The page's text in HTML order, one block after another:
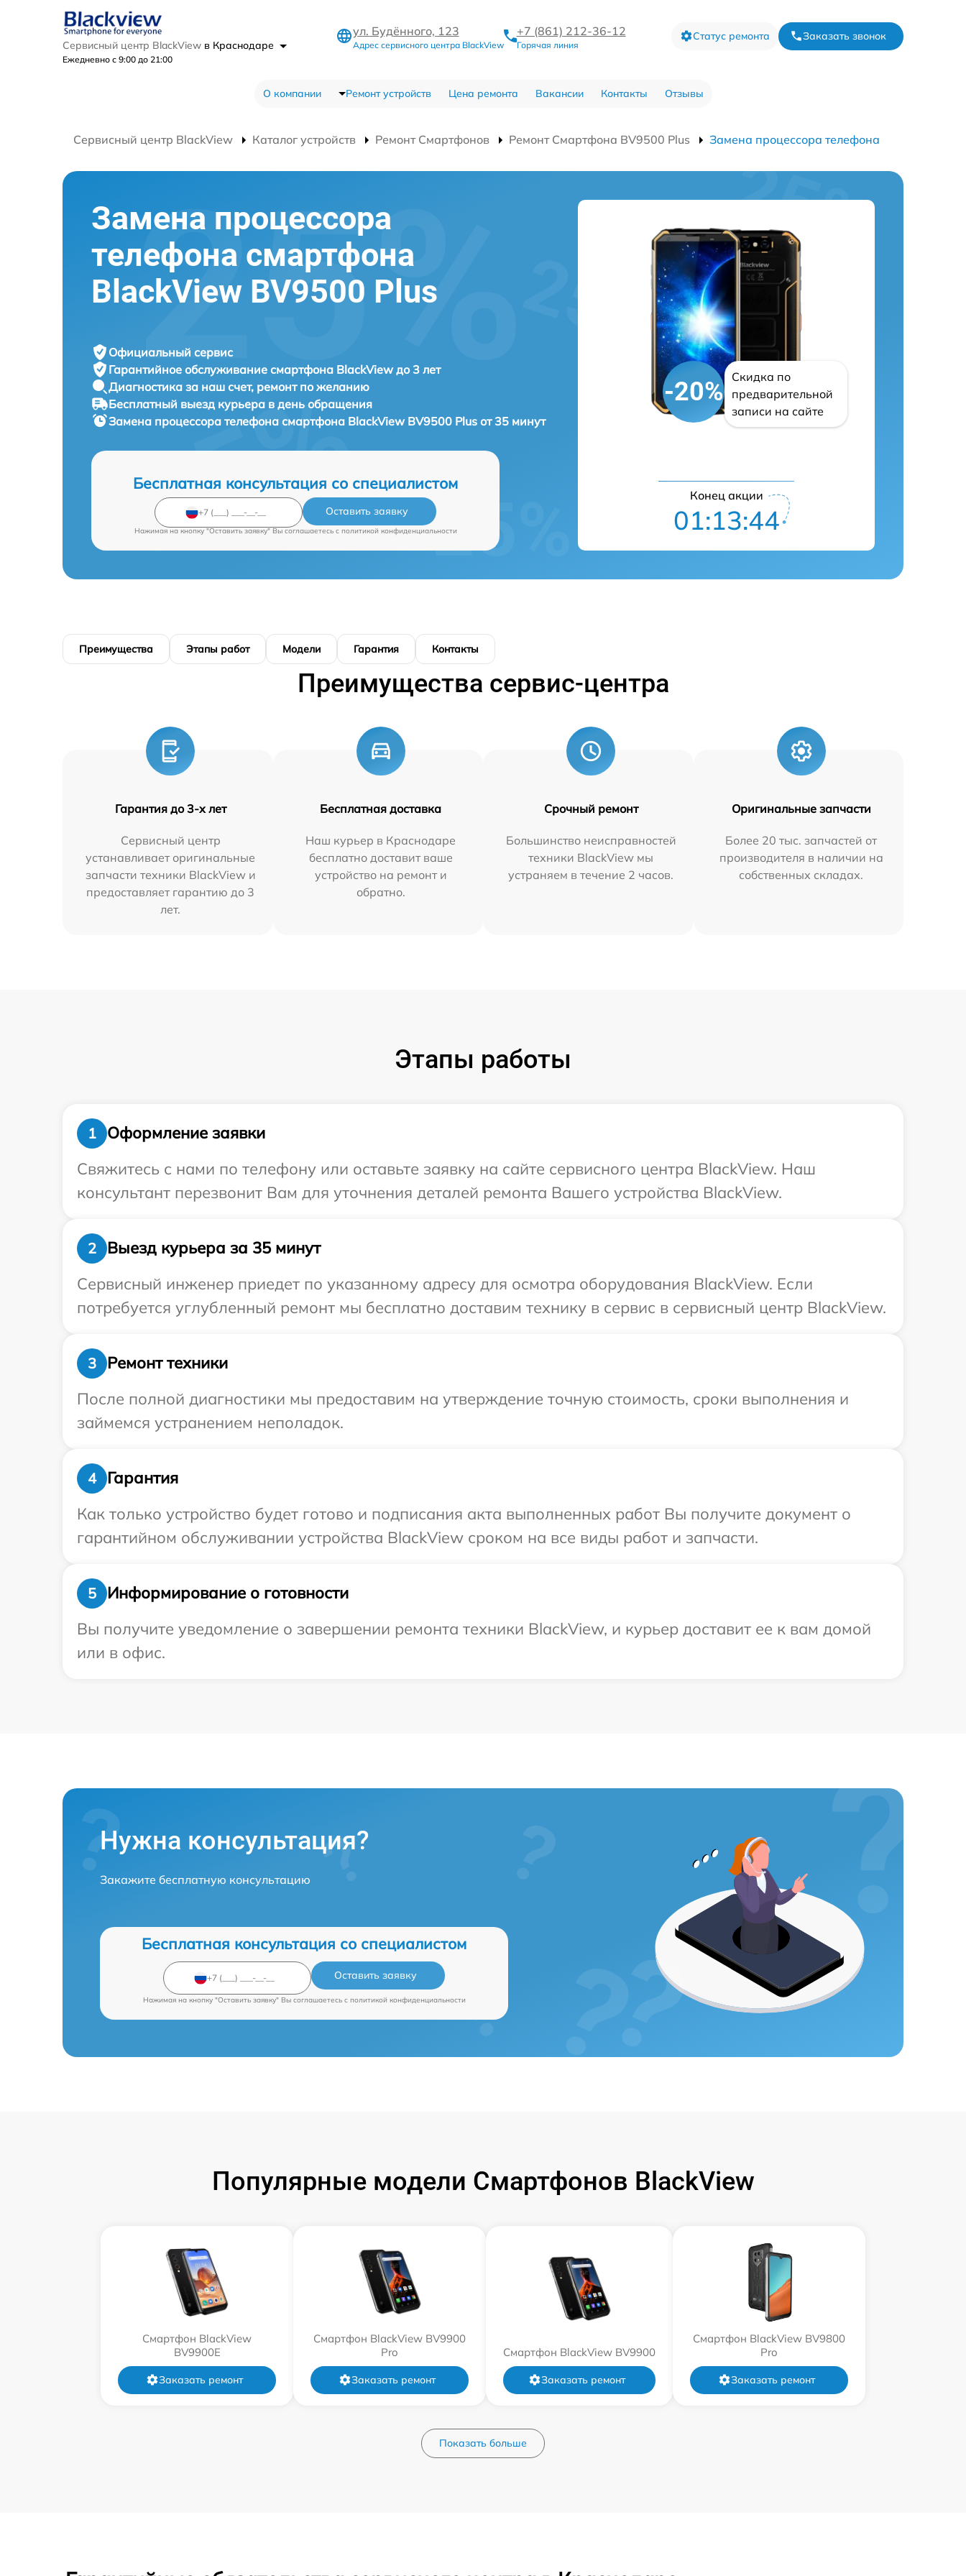
Сервисный центр BlackView в Краснодаре
Ежедневно с 9:00 до 21:00
ул. Будённого, 123
Адрес сервисного центра BlackView
+7 (861) 212-36-12
Горячая линия
Статус ремонта Заказать звонок
О компании Ремонт устройств Цена ремонта Вакансии Контакты Отзывы
Сервисный центр BlackView Каталог устройств Ремонт Смартфонов Ремонт Смартфона BV9500 Plus Замена процессора телефона
Замена процессора
телефона смартфона
BlackView BV9500 Plus
Официальный сервис
Гарантийное обслуживание смартфона BlackView до 3 лет
Диагностика за наш счет, ремонт по желанию
Бесплатный выезд курьера в день обращения
Замена процессора телефона смартфона BlackView BV9500 Plus от 35 минут
Бесплатная консультация со специалистом
Оставить заявку
Нажимая на кнопку "Оставить заявку" Вы соглашаетесь c политикой конфиденциальности
-20%
Скидка по
предварительной
записи на сайте
Конец акции
01:13:43
Преимущества Этапы работ Модели Гарантия Контакты
Преимущества сервис-центра
Гарантия до 3-х лет
Сервисный центр
устанавливает оригинальные
запчасти техники BlackView и
предоставляет гарантию до 3
лет.
Бесплатная доставка
Наш курьер в Краснодаре
бесплатно доставит ваше
устройство на ремонт и
обратно.
Срочный ремонт
Большинство неисправностей
техники BlackView мы
устраняем в течение 2 часов.
Оригинальные запчасти
Более 20 тыс. запчастей от
производителя в наличии на
собственных складах.
Этапы работы
1
Оформление заявки
Свяжитесь с нами по телефону или оставьте заявку на сайте сервисного центра BlackView. Наш
консультант перезвонит Вам для уточнения деталей ремонта Вашего устройства BlackView.
2
Выезд курьера за 35 минут
Сервисный инженер приедет по указанному адресу для осмотра оборудования BlackView. Если
потребуется углубленный ремонт мы бесплатно доставим технику в сервис в сервисный центр BlackView.
3
Ремонт техники
После полной диагностики мы предоставим на утверждение точную стоимость, сроки выполнения и
займемся устранением неполадок.
4
Гарантия
Как только устройство будет готово и подписания акта выполненных работ Вы получите документ о
гарантийном обслуживании устройства BlackView сроком на все виды работ и запчасти.
5
Информирование о готовности
Вы получите уведомление о завершении ремонта техники BlackView, и курьер доставит ее к вам домой
или в офис.
Нужна консультация?
Закажите бесплатную консультацию
Бесплатная консультация со специалистом
Оставить заявку
Нажимая на кнопку "Оставить заявку" Вы соглашаетесь c политикой конфиденциальности
Популярные модели Смартфонов BlackView
Смартфон BlackView
BV9900E
Заказать ремонт
Смартфон BlackView BV9900
Pro
Заказать ремонт
Смартфон BlackView BV9900
Заказать ремонт
Смартфон BlackView BV9800
Pro
Заказать ремонт
Показать больше